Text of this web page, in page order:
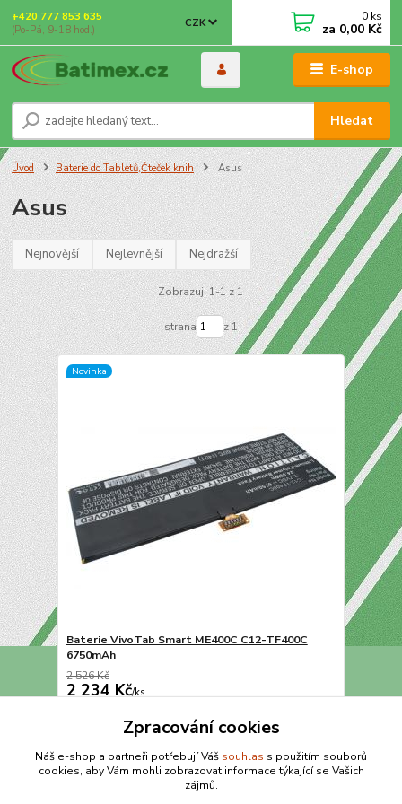
E-shop
CZK
Hledat
+420 777 853 635
(Po-Pá, 9-18 hod.)
0 ks
za 0,00 Kč
Úvod Baterie do Tabletů,Čteček knih Asus
Asus
Nejnovější Nejlevnější Nejdražší
Zobrazuji 1-1 z 1
strana z 1
Novinka
Baterie VivoTab Smart ME400C C12-TF400C
6750mAh
2 526 Kč
2 234 Kč/ks
Přidat do košíku
strana z 1
Zpracování cookies
Náš e-shop a partneři potřebují Váš souhlas s použitím souborů
cookies, aby Vám mohli zobrazovat informace týkající se Vašich
zájmů.